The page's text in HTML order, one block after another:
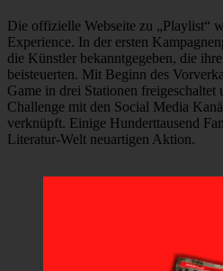
Die offizielle Webseite zu „Playlist“
Experience. In der ersten
die Künstler bekanntgegeben, die
beisteuerten. Mit Beginn des
Game in drei Stationen freigeschaltet
Challenge mit den Social Media
verknüpft. Einige Hunderttausend
Literatur-Welt neuartigen Aktion.